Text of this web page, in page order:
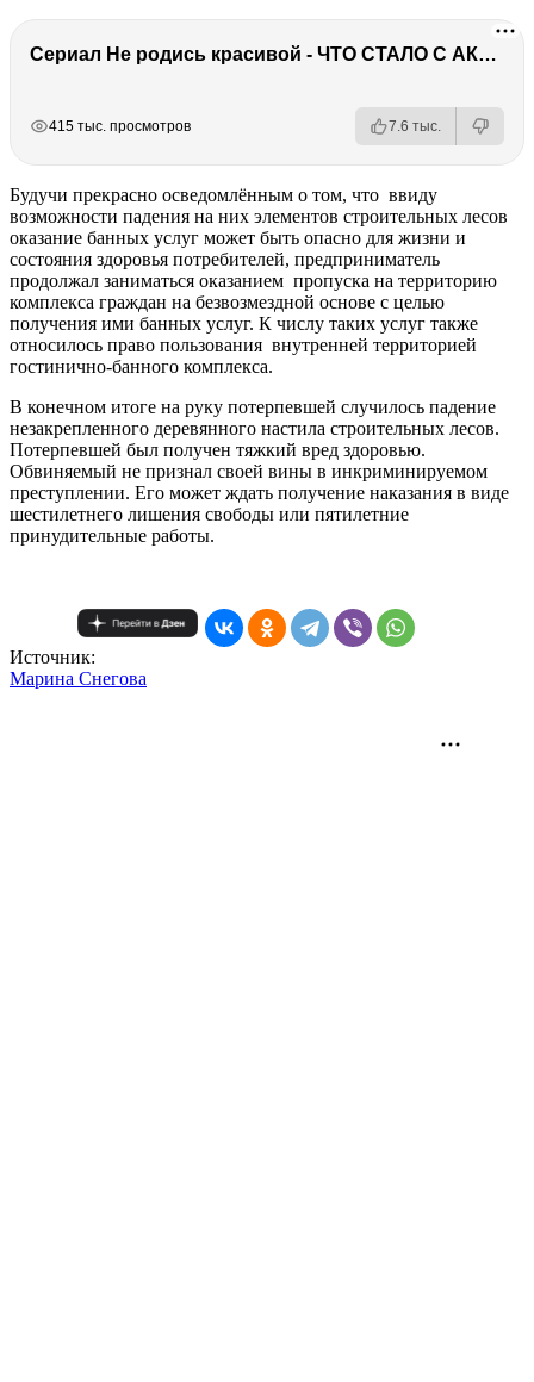
Сериал Не родись красивой - ЧТО СТАЛО С АКТЕРАМИ? Смерть, тюрьма и красота
415 тыс. просмотров 7.6 тыс.
Будучи прекрасно осведомлённым о том, что ввиду
возможности падения на них элементов строительных лесов
оказание банных услуг может быть опасно для жизни и
состояния здоровья потребителей, предприниматель
продолжал заниматься оказанием пропуска на территорию
комплекса граждан на безвозмездной основе с целью
получения ими банных услуг. К числу таких услуг также
относилось право пользования внутренней территорией
гостинично-банного комплекса.
В конечном итоге на руку потерпевшей случилось падение
незакрепленного деревянного настила строительных лесов.
Потерпевшей был получен тяжкий вред здоровью.
Обвиняемый не признал своей вины в инкриминируемом
преступлении. Его может ждать получение наказания в виде
шестилетнего лишения свободы или пятилетние
принудительные работы.
Источник:
Mарина Снегова